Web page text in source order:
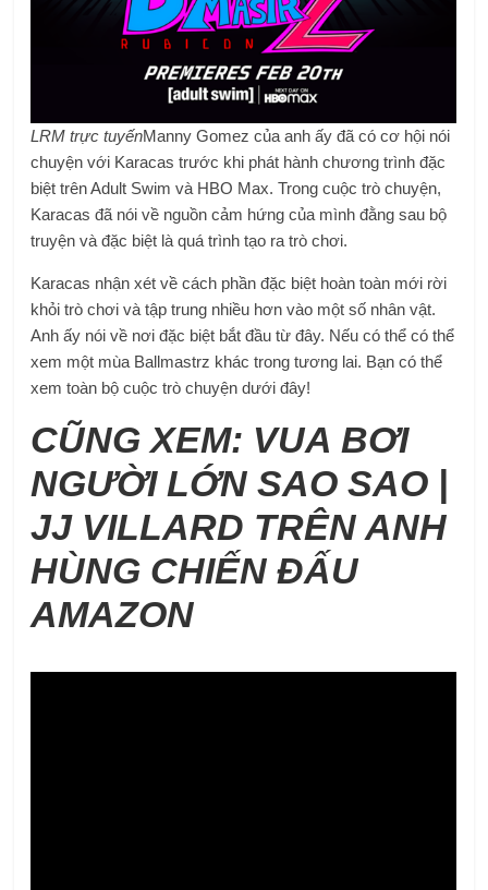
LRM trực tuyếnManny Gomez của anh ấy đã có cơ hội nói
chuyện với Karacas trước khi phát hành chương trình đặc
biệt trên Adult Swim và HBO Max. Trong cuộc trò chuyện,
Karacas đã nói về nguồn cảm hứng của mình đằng sau bộ
truyện và đặc biệt là quá trình tạo ra trò chơi.
Karacas nhận xét về cách phần đặc biệt hoàn toàn mới rời
khỏi trò chơi và tập trung nhiều hơn vào một số nhân vật.
Anh ấy nói về nơi đặc biệt bắt đầu từ đây. Nếu có thể có thể
xem một mùa Ballmastrz khác trong tương lai. Bạn có thể
xem toàn bộ cuộc trò chuyện dưới đây!
CŨNG XEM: VUA BƠI
NGƯỜI LỚN SAO SAO |
JJ VILLARD TRÊN ANH
HÙNG CHIẾN ĐẤU
AMAZON